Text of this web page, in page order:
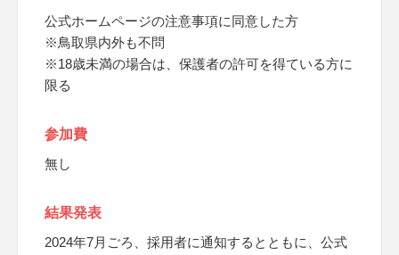
公式ホームページの注意事項に同意した方
※鳥取県内外も不問
※18歳未満の場合は、保護者の許可を得ている方に
限る
参加費
無し
結果発表
2024年7月ごろ、採用者に通知するとともに、公式